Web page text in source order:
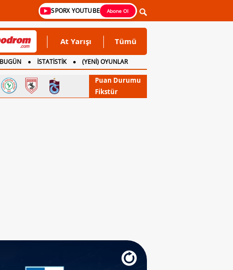
SPORX YOUTUBE Abone Ol
At Yarışı Tümü
İSTATİSTİK
(YENİ) OYUNLAR
Puan Durumu
Fikstür